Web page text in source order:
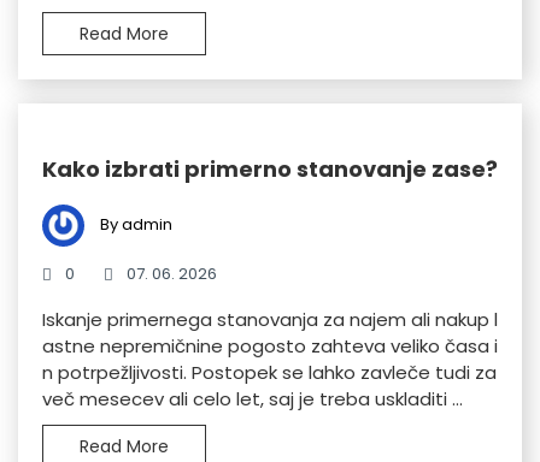
Read More
Kako izbrati primerno stanovanje zase?
By admin
0 07. 06. 2026
Iskanje primernega stanovanja za najem ali nakup l
astne nepremičnine pogosto zahteva veliko časa i
n potrpežljivosti. Postopek se lahko zavleče tudi za
več mesecev ali celo let, saj je treba uskladiti ...
Read More